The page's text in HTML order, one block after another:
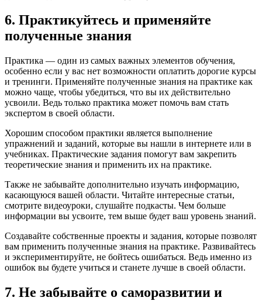
6. Практикуйтесь и применяйте
полученные знания
Практика — один из самых важных элементов обучения,
особенно если у вас нет возможности оплатить дорогие курсы
и тренинги. Применяйте полученные знания на практике как
можно чаще, чтобы убедиться, что вы их действительно
усвоили. Ведь только практика может помочь вам стать
экспертом в своей области.
Хорошим способом практики является выполнение
упражнений и заданий, которые вы нашли в интернете или в
учебниках. Практические задания помогут вам закрепить
теоретические знания и применить их на практике.
Также не забывайте дополнительно изучать информацию,
касающуюся вашей области. Читайте интересные статьи,
смотрите видеоуроки, слушайте подкасты. Чем больше
информации вы усвоите, тем выше будет ваш уровень знаний.
Создавайте собственные проекты и задания, которые позволят
вам применить полученные знания на практике. Развивайтесь
и экспериментируйте, не бойтесь ошибаться. Ведь именно из
ошибок вы будете учиться и станете лучше в своей области.
7. Не забывайте о саморазвитии и